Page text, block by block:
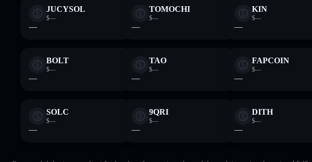
JUCYSOL
$—
—
TOMOCHI
$—
—
KIN
$—
—
BOLT
$—
—
TAO
$—
—
FAPCOIN
$—
—
SOLC
$—
—
9QRI
$—
—
DITH
$—
—